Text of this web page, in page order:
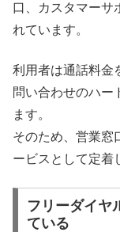
口、カスタマーサ
れています。
利用者は通話料金
問い合わせのハー
ます。
そのため、営業窓
ービスとして定着
フリーダイヤ
ている